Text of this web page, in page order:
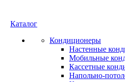
Каталог
Кондиционеры
Настенные
Мобильные
Кассетные
Напольно-